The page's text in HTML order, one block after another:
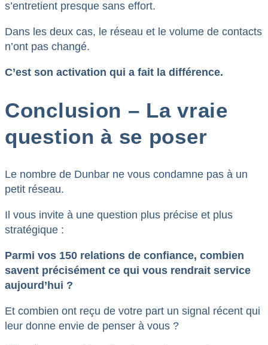
s’entretient presque sans effort.
Dans les deux cas, le réseau et le volume de contacts
n’ont pas changé.
C’est son activation qui a fait la différence.
Conclusion – La vraie
question à se poser
Le nombre de Dunbar ne vous condamne pas à un
petit réseau.
Il vous invite à une question plus précise et plus
stratégique :
Parmi vos 150 relations de confiance, combien
savent précisément ce qui vous rendrait service
aujourd’hui ?
Et combien ont reçu de votre part un signal récent qui
leur donne envie de penser à vous ?